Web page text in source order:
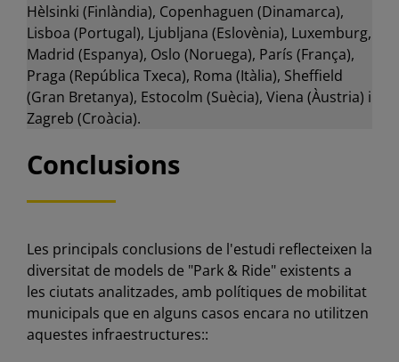
Hèlsinki (Finlàndia), Copenhaguen (Dinamarca),
Lisboa (Portugal), Ljubljana (Eslovènia), Luxemburg,
Madrid (Espanya), Oslo (Noruega), París (França),
Praga (República Txeca), Roma (Itàlia), Sheffield
(Gran Bretanya), Estocolm (Suècia), Viena (Àustria) i
Zagreb (​​Croàcia).
Conclusions
Les principals conclusions de l'estudi reflecteixen la
diversitat de models de "Park & Ride" existents a
les ciutats analitzades, amb polítiques de mobilitat
municipals que en alguns casos encara no utilitzen
aquestes infraestructures::